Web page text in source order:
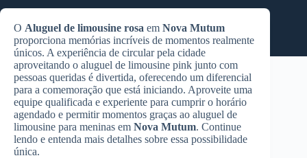
O Aluguel de limousine rosa em Nova Mutum
proporciona memórias incríveis de momentos realmente
únicos. A experiência de circular pela cidade
aproveitando o aluguel de limousine pink junto com
pessoas queridas é divertida, oferecendo um diferencial
para a comemoração que está iniciando. Aproveite uma
equipe qualificada e experiente para cumprir o horário
agendado e permitir momentos graças ao aluguel de
limousine para meninas em Nova Mutum. Continue
lendo e entenda mais detalhes sobre essa possibilidade
única.